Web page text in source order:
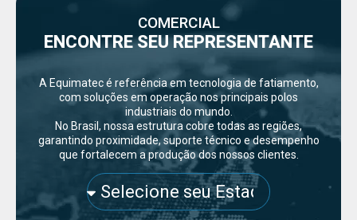
COMERCIAL
ENCONTRE SEU REPRESENTANTE
A Equimatec é referência em tecnologia de fatiamento,
com soluções em operação nos principais polos
industriais do mundo.
No Brasil, nossa estrutura cobre todas as regiões,
garantindo proximidade, suporte técnico e desempenho
que fortalecem a produção dos nossos clientes.